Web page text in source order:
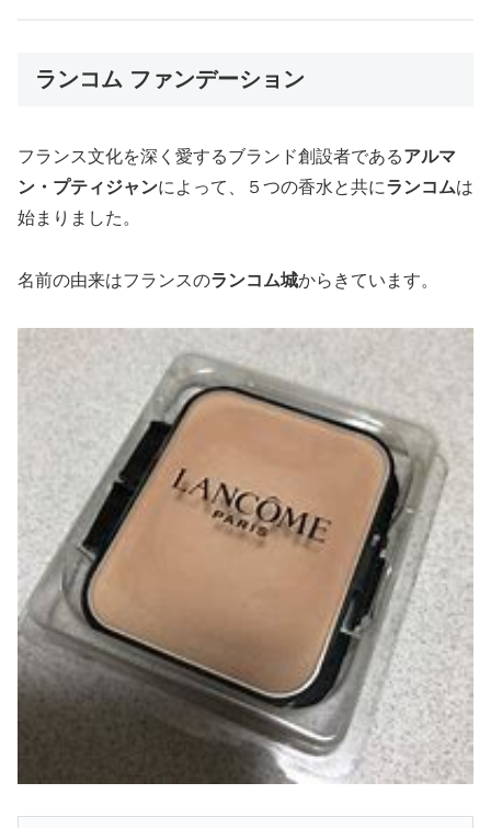
ランコム ファンデーション
フランス文化を深く愛するブランド創設者であるアルマ
ン・プティジャンによって、５つの香水と共にランコムは
始まりました。
名前の由来はフランスのランコム城からきています。